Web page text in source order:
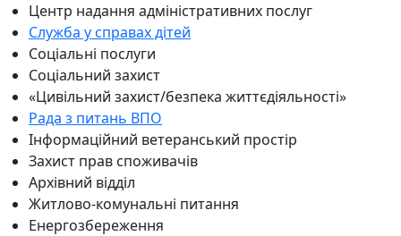
Центр надання адміністративних послуг
Служба у справах дітей
Соціальні послуги
Соціальний захист
«Цивільний захист/безпека життєдіяльності»
Рада з питань ВПО
Інформаційний ветеранський простір
Захист прав споживачів
Архівний відділ
Житлово-комунальні питання
Енергозбереження